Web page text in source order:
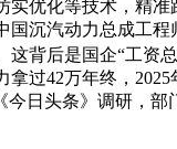
实优化等技术，精
国沉汽动力总成工
这背后是国企“工
拿过42万年终，
今日头条》调研，